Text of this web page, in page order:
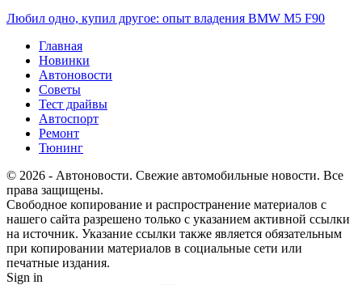
Любил одно, купил другое: опыт владения BMW M5 F90
Главная
Новинки
Автоновости
Советы
Тест драйвы
Автоспорт
Ремонт
Тюнинг
© 2026 - Автоновости. Свежие автомобильные новости. Все
права защищены.
Свободное копирование и распространение материалов с
нашего сайта разрешено только с указанием активной ссылки
на источник. Указание ссылки также является обязательным
при копировании материалов в социальные сети или
печатные издания.
Sign in